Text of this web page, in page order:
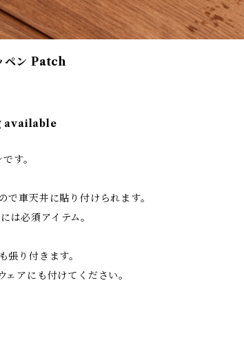
ン Patch
available
す。
で車天井に貼り付けられます。
必須アイテム。
張り付きます。
アにも付けてください。